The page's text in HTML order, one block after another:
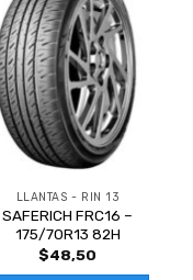
LLANTAS - RIN 13
SAFERICH FRC16 –
175/70R13 82H
$48,50